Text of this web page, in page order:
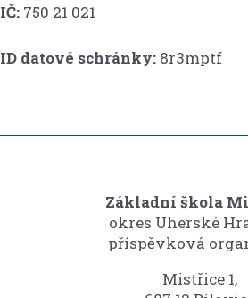
IČ: 750 21 021
ID datové schránky: 8r3mptf
Základní škola
okres Uherské
příspěvková
Mistřice 1,